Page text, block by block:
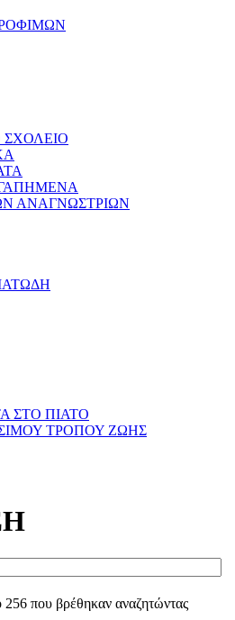
ΣΧΟΛΕΙΟ
ΑΝΑΓΝΩΣΤΡΙΩΝ
ΣΤΟ ΠΙΑΤΟ
ΤΡΟΠΟΥ ΖΩΗΣ
που βρέθηκαν αναζητώντας